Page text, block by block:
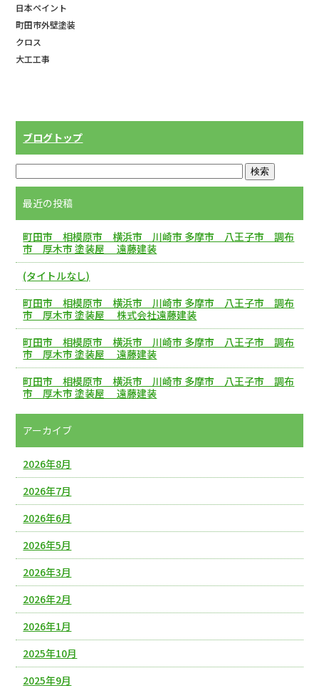
日本ペイント
町田市外壁塗装
クロス
大工工事
ブログトップ
最近の投稿
町田市 相模原市 横浜市 川崎市 多摩市 八王子市 調布
市 厚木市 塗装屋 遠藤建装
(タイトルなし)
町田市 相模原市 横浜市 川崎市 多摩市 八王子市 調布
市 厚木市 塗装屋 株式会社遠藤建装
町田市 相模原市 横浜市 川崎市 多摩市 八王子市 調布
市 厚木市 塗装屋 遠藤建装
町田市 相模原市 横浜市 川崎市 多摩市 八王子市 調布
市 厚木市 塗装屋 遠藤建装
アーカイブ
2026年8月
2026年7月
2026年6月
2026年5月
2026年3月
2026年2月
2026年1月
2025年10月
2025年9月